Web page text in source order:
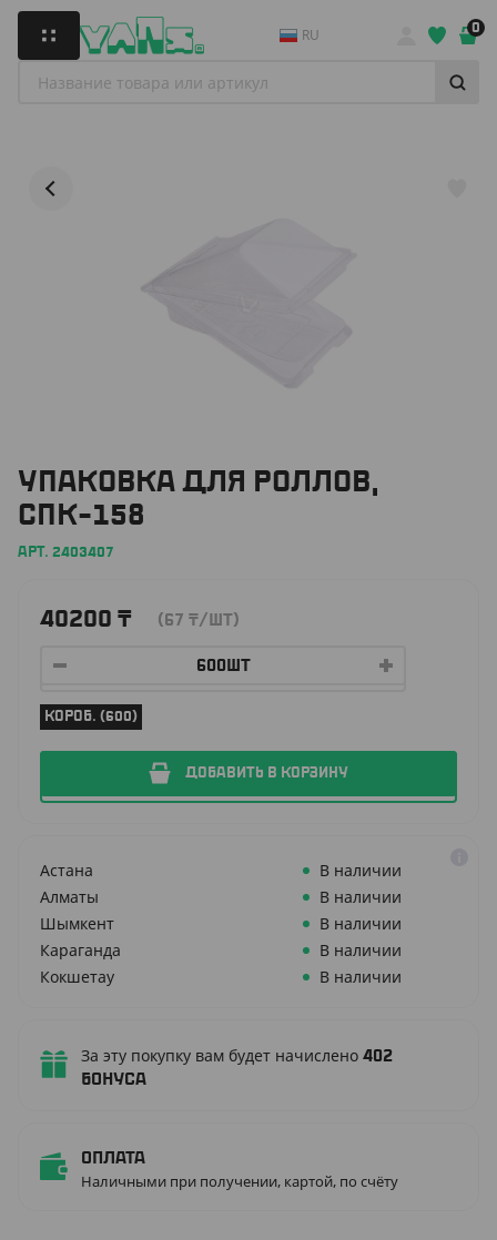
RU 0
УПАКОВКА ДЛЯ РОЛЛОВ,
СПК-158
АРТ. 2403407
40200 ₸ (67 ₸/ШТ)
КОРОБ. (600)
ДОБАВИТЬ В КОРЗИНУ
Астана
В наличии
Алматы
В наличии
Шымкент
В наличии
Караганда
В наличии
Кокшетау
В наличии
За эту покупку вам будет начислено 402
бонуса
Оплата
Наличными при получении, картой, по счёту